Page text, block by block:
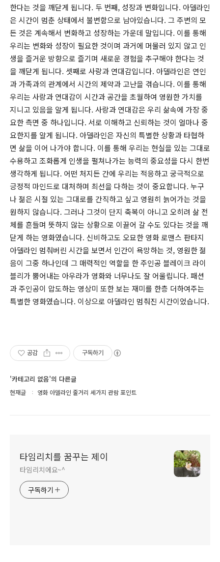
한다는 것을 깨닫게 됩니다. 두 번째, 성장과 변화입니다. 아델라인
은 시간이 멈춘 상태에서 불변함으로 남아있습니다. 그 주변의 모
든 것은 계속해서 변화하고 성장하는 가운데 말입니다. 이를 통해
우리는 변화와 성장이 필요한 것이며 과거에 머물러 있지 않고 인
생을 즐거운 방향으로 즐기며 새로운 경험을 추구해야 한다는 것
을 깨닫게 됩니다. 셋째로 사랑과 연대감입니다. 아델라인은 연인
과 가족과의 관계에서 시간의 제약과 고난을 겪습니다. 이를 통해
우리는 사랑과 연대감이 시간과 공간을 초월하여 영원한 가치를
지니고 있음을 알게 됩니다. 사랑과 연대감은 우리 삶속에 가장 중
요한 측면 중 하나입니다. 서로 이해하고 신뢰하는 것이 얼마나 중
요한지를 알게 됩니다. 아델라인은 자신의 특별한 상황과 타협하
면 삶을 이어 나가야 합니다. 이를 통해 우리는 현실을 있는 그대로
수용하고 조화롭게 인생을 펼쳐나가는 능력의 중요성을 다시 한번
생각하게 됩니다. 어떤 처지든 간에 우리는 적응하고 궁극적으로
긍정적 마인드로 대처하며 최선을 다하는 것이 중요합니다. 누구
나 젊은 시절 있는 그대로를 간직하고 싶고 영원히 늙어가는 것을
원하지 않습니다. 그러나 그것이 단지 축복이 아니고 오히려 삶 전
체를 흔들며 뜻하지 않는 상황으로 이끌어 갈 수도 있다는 것을 깨
닫게 하는 영화였습니다. 신비하고도 오묘한 영화 로맨스 판타지
아델라인 멈춰버린 시간을 보면서 인간이 욕망하는 것, 영원한 젊
음이 그중 하나인데 그 매력적인 역할을 한 주인공 블레이크 라이
블리가 뿜어내는 아우라가 영화와 너무나도 잘 어울립니다. 패션
과 주인공이 압도하는 영상미 또한 보는 재미를 한층 더하여주는
특별한 영화였습니다. 이상으로 아델라인 멈춰진 시간이었습니다.
공감 구독하기
'카테고리 없음'의 다른글
현재글 영화 아델라인 줄거리 세가지 관람 포인트
타임리치를 꿈꾸는 제이
타임리치에요~^
구독하기